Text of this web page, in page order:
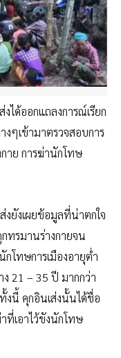
ได้ออกแถลงการณ์เรียก
งๆเข้ามาตรวจสอบการ
าย การฆ่านักโทษ
งยังเผยข้อมูลที่น่าตกใจ
ทรมานร่างกายจน
กโทษการเมืองอายุต่ำ
21 – 35 ปี มากกว่า
งนี้ คุกอินเส่งนั้นได้ชื่อ
ที่เอาไว้ขังนักโทษ